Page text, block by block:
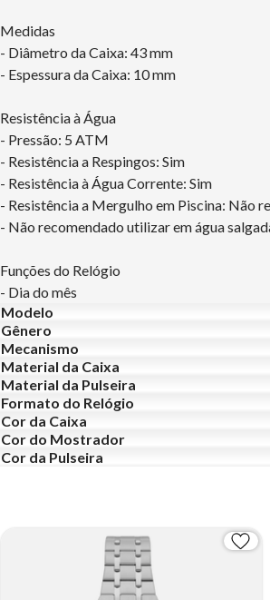
Medidas
- Diâmetro da Caixa: 43 mm
- Espessura da Caixa: 10 mm
Resistência à Água
- Pressão: 5 ATM
- Resistência a Respingos: Sim
- Resistência à Água Corrente: Sim
- Resistência a Mergulho em Piscina: Não
- Não recomendado utilizar em água
Funções do Relógio
- Dia do mês
Modelo
Gênero
Mecanismo
Material da Caixa
Material da Pulseira
Formato do Relógio
Cor da Caixa
Cor do Mostrador
Cor da Pulseira